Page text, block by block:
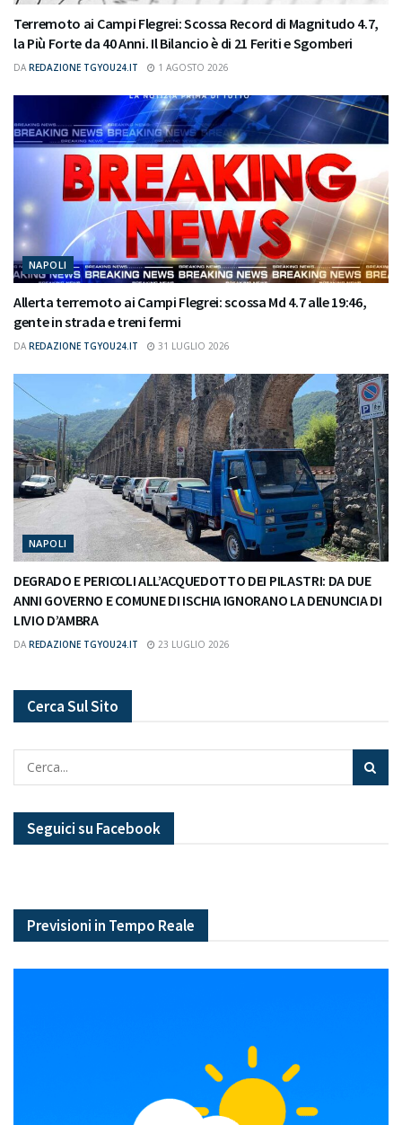
Terremoto ai Campi Flegrei: Scossa Record di Magnitudo 4.7,
la Più Forte da 40 Anni. Il Bilancio è di 21 Feriti e Sgomberi
DA REDAZIONE TGYOU24.IT 1 AGOSTO 2026
NAPOLI
Allerta terremoto ai Campi Flegrei: scossa Md 4.7 alle 19:46,
gente in strada e treni fermi
DA REDAZIONE TGYOU24.IT 31 LUGLIO 2026
NAPOLI
DEGRADO E PERICOLI ALL’ACQUEDOTTO DEI PILASTRI: DA DUE
ANNI GOVERNO E COMUNE DI ISCHIA IGNORANO LA DENUNCIA DI
LIVIO D’AMBRA
DA REDAZIONE TGYOU24.IT 23 LUGLIO 2026
Cerca Sul Sito
Seguici su Facebook
Previsioni in Tempo Reale